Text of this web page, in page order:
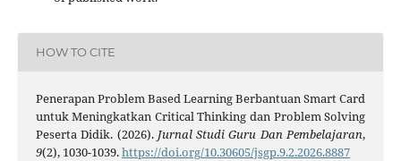
HOW TO CITE
Penerapan Problem Based Learning Berbantuan Smart Card
untuk Meningkatkan Critical Thinking dan Problem Solving
Peserta Didik. (2026). Jurnal Studi Guru Dan Pembelajaran,
9(2), 1030-1039.https://doi.org/10.30605/jsgp.9.2.2026.8887